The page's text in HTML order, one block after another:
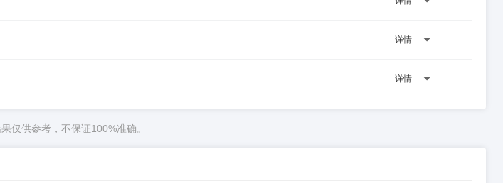
详情
详情
仅供参考，不保证100%准确。